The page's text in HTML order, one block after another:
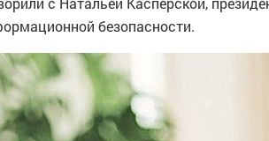
безопасности.